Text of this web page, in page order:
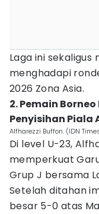
Laga ini
menghadapi
2026 Zona Asia.
2. Pemain
Penyisihan Piala
Alfharezzi Buffon. (IDN
Di level U-23,
memperkuat
Grup J bersama
Setelah ditahan
besar 5-0 atas